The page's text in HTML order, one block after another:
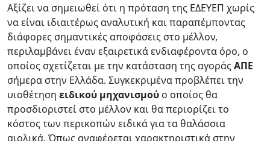
Αξίζει να σημειωθεί ότι η πρόταση της ΕΔΕΥΕΠ χωρίς
να είναι ιδιαιτέρως αναλυτική και παραπέμποντας
διάφορες σημαντικές αποφάσεις στο μέλλον,
περιλαμβάνει έναν εξαιρετικά ενδιαφέροντα όρο, ο
οποίος σχετίζεται με την κατάσταση της αγοράςΑΠΕ
σήμερα στην Ελλάδα. Συγκεκριμένα προβλέπει την
υιοθέτηση ειδικού μηχανισμού ο οποίος θα
προσδιοριστεί στο μέλλον και θα περιορίζει το
κόστος των περικοπών ειδικά για τα θαλάσσια
αιολικά. Όπως αναφέρεται χαρακτηριστικά στην